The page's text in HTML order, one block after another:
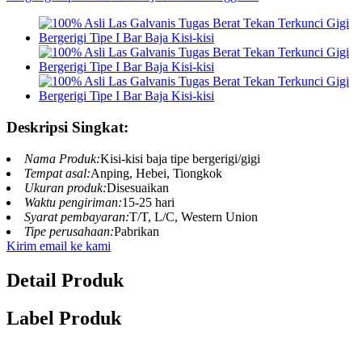
Deskripsi Singkat:
Nama Produk:Kisi-kisi baja tipe bergerigi/gigi
Tempat asal:Anping, Hebei, Tiongkok
Ukuran produk:Disesuaikan
Waktu pengiriman:15-25 hari
Syarat pembayaran:T/T, L/C, Western Union
Tipe perusahaan:Pabrikan
Kirim email ke kami
Detail Produk
Label Produk